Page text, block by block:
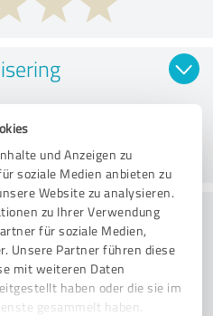
und Anzeigen zu
soziale Medien anbieten zu
Website zu analysieren.
zu Ihrer Verwendung
für soziale Medien,
Unsere Partner führen diese
mit weiteren Daten
haben oder die sie im
gesammelt haben.